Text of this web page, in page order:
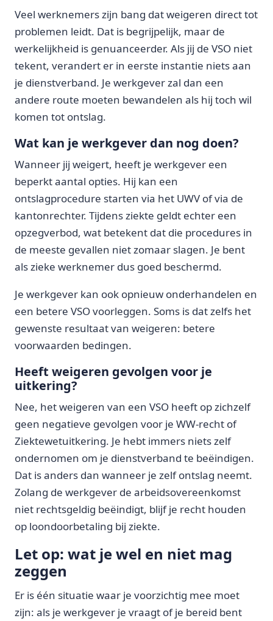
Veel werknemers zijn bang dat weigeren direct tot
problemen leidt. Dat is begrijpelijk, maar de
werkelijkheid is genuanceerder. Als jij de VSO niet
tekent, verandert er in eerste instantie niets aan
je dienstverband. Je werkgever zal dan een
andere route moeten bewandelen als hij toch wil
komen tot ontslag.
Wat kan je werkgever dan nog doen?
Wanneer jij weigert, heeft je werkgever een
beperkt aantal opties. Hij kan een
ontslagprocedure starten via het UWV of via de
kantonrechter. Tijdens ziekte geldt echter een
opzegverbod, wat betekent dat die procedures in
de meeste gevallen niet zomaar slagen. Je bent
als zieke werknemer dus goed beschermd.
Je werkgever kan ook opnieuw onderhandelen en
een betere VSO voorleggen. Soms is dat zelfs het
gewenste resultaat van weigeren: betere
voorwaarden bedingen.
Heeft weigeren gevolgen voor je
uitkering?
Nee, het weigeren van een VSO heeft op zichzelf
geen negatieve gevolgen voor je WW-recht of
Ziektewetuitkering. Je hebt immers niets zelf
ondernomen om je dienstverband te beëindigen.
Dat is anders dan wanneer je zelf ontslag neemt.
Zolang de werkgever de arbeidsovereenkomst
niet rechtsgeldig beëindigt, blijf je recht houden
op loondoorbetaling bij ziekte.
Let op: wat je wel en niet mag
zeggen
Er is één situatie waar je voorzichtig mee moet
zijn: als je werkgever je vraagt of je bereid bent